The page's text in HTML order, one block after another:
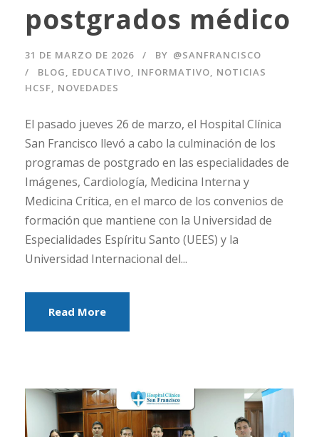
postgrados médico
31 DE MARZO DE 2026 BY @SANFRANCISCO
BLOG, EDUCATIVO, INFORMATIVO, NOTICIAS
HCSF, NOVEDADES
El pasado jueves 26 de marzo, el Hospital Clínica
San Francisco llevó a cabo la culminación de los
programas de postgrado en las especialidades de
Imágenes, Cardiología, Medicina Interna y
Medicina Crítica, en el marco de los convenios de
formación que mantiene con la Universidad de
Especialidades Espíritu Santo (UEES) y la
Universidad Internacional del...
Read More